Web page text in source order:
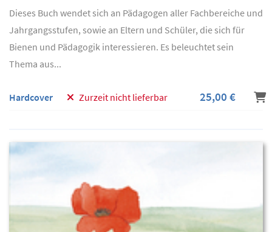
Dieses Buch wendet sich an Pädagogen aller Fachbereiche und
Jahrgangsstufen, sowie an Eltern und Schüler, die sich für
Bienen und Pädagogik interessieren. Es beleuchtet sein
Thema aus...
Hardcover Zurzeit nicht lieferbar 25,00 €